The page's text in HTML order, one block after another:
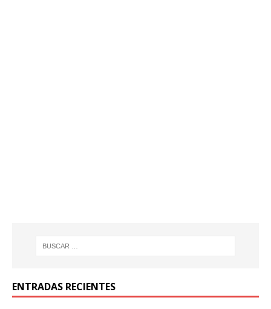
ENTRADAS RECIENTES